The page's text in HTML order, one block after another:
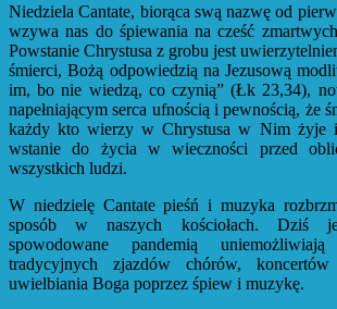
Niedziela Cantate, biorąca swą nazwę od
wzywa nas do śpiewania na cześć
Powstanie Chrystusa z grobu jest
śmierci, Bożą odpowiedzią na Jezusową
im, bo nie wiedzą, co czynią” (Łk 23,34),
napełniającym serca ufnością i pewnością, że
każdy kto wierzy w Chrystusa w Nim żyje
wstanie do życia w wieczności przed
wszystkich ludzi.
W niedzielę Cantate pieśń i muzyka
sposób w naszych kościołach. Dziś
spowodowane pandemią
tradycyjnych zjazdów chórów,
uwielbiania Boga poprzez śpiew i muzykę.